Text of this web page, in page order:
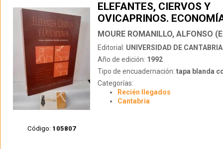
Código: 105807
ELEFANTES, CIERVOS Y
OVICAPRINOS.
APROVECHAMIENTO DEL
EN LA PREHISTORIA DE
PORTUGAL
MOURE ROMANILLO, ALFONSO
Editorial: UNIVERSIDAD DE CANTABRIA
Año de edición: 1992
Tipo de encuadernación: tapa blanda
Categorías:
Recién llegados
Cantabria